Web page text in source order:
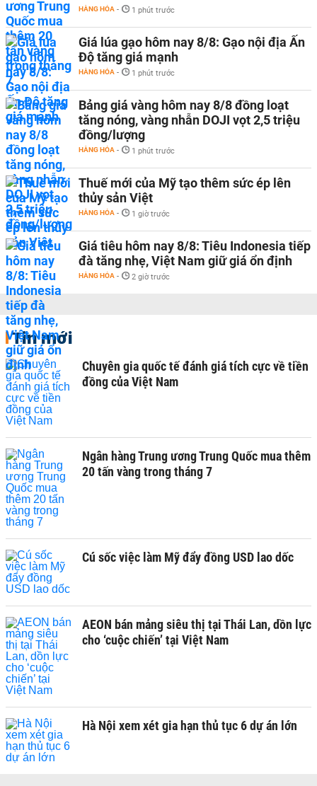
HÀNG HÓA - 1 phút trước
Giá lúa gạo hôm nay 8/8: Gạo nội địa Ấn
Độ tăng giá mạnh
HÀNG HÓA - 1 phút trước
Bảng giá vàng hôm nay 8/8 đồng loạt
tăng nóng, vàng nhẫn DOJI vọt 2,5 triệu
đồng/lượng
HÀNG HÓA - 1 phút trước
Thuế mới của Mỹ tạo thêm sức ép lên
thủy sản Việt
HÀNG HÓA - 1 giờ trước
Giá tiêu hôm nay 8/8: Tiêu Indonesia tiếp
đà tăng nhẹ, Việt Nam giữ giá ổn định
HÀNG HÓA - 2 giờ trước
Tin mới
Chuyên gia quốc tế đánh giá tích cực về tiền
đồng của Việt Nam
Ngân hàng Trung ương Trung Quốc mua thêm
20 tấn vàng trong tháng 7
Cú sốc việc làm Mỹ đẩy đồng USD lao dốc
AEON bán mảng siêu thị tại Thái Lan, dồn lực
cho ‘cuộc chiến’ tại Việt Nam
Hà Nội xem xét gia hạn thủ tục 6 dự án lớn